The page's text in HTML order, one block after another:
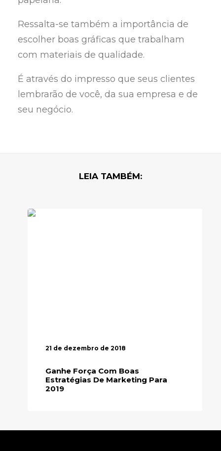
Ressalta-se também a importância de
escolher boas gráficas que trabalham
com materiais de qualidade.
É através do impresso que seus clientes
lembrarão de você, da sua empresa e de
seu negócio.
LEIA TAMBÉM:
21 de dezembro de 2018
Ganhe Força Com Boas
Estratégias De Marketing Para
2019